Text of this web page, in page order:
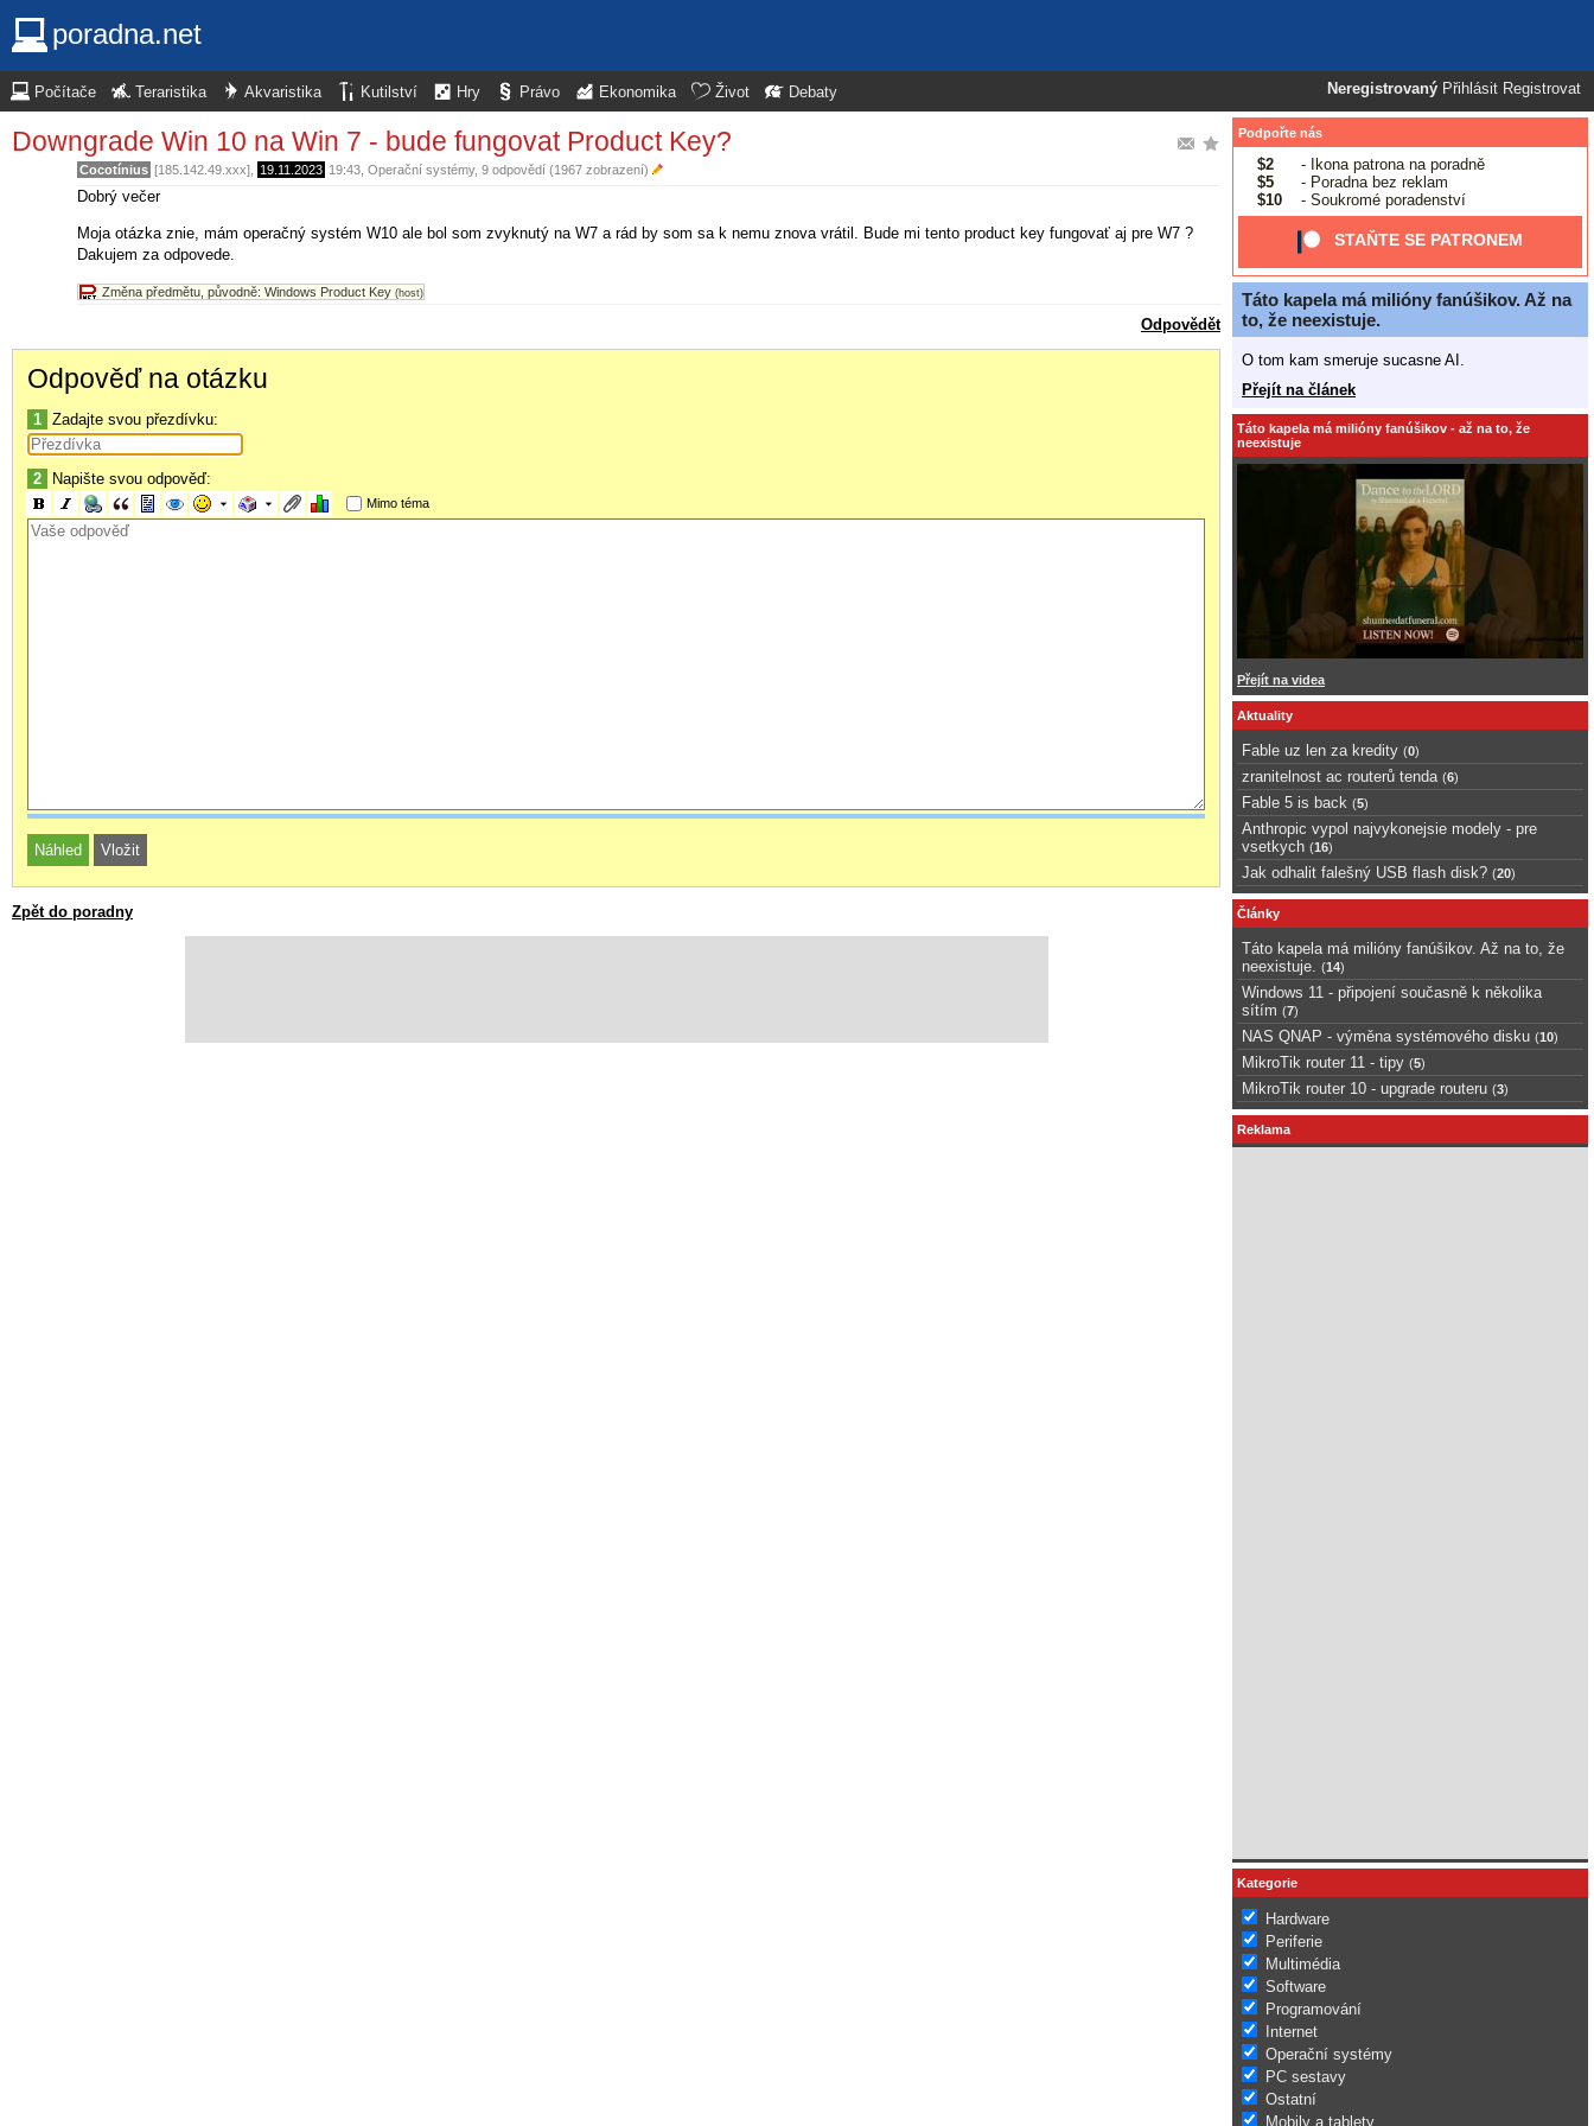
poradna.net
Neregistrovaný Přihlásit Registrovat
Počítače Teraristika Akvaristika Kutilství Hry Právo Ekonomika Život Debaty
Downgrade Win 10 na Win 7 - bude fungovat Product Key?
Cocotínius [185.142.49.xxx], 19.11.2023 19:43 Operační systémy, 9 odpovědí (1967 zobrazení)
Dobrý večer
Moja otázka znie, mám operačný systém W10 ale bol som zvyknutý na W7 a rád by som sa k nemu znova vrátil. Bude mi tento product key fungovať aj pre W7 ?
Dakujem za odpovede.
Změna předmětu, původně: Windows Product Key (host)
Odpovědět
Odpověď na otázku
1 Zadajte svou přezdívku:
2 Napište svou odpověď:
Mimo téma
Zpět do poradny
Podpořte nás
$2
- Ikona patrona na poradně
$5
- Poradna bez reklam
$10
- Soukromé poradenství
STAŇTE SE PATRONEM
Táto kapela má milióny fanúšikov. Až na
to, že neexistuje.
O tom kam smeruje sucasne AI.
Přejít na článek
Táto kapela má milióny fanúšikov - až na to, že
neexistuje
Přejít na videa
Aktuality
Fable uz len za kredity (0)
zranitelnost ac routerů tenda (6)
Fable 5 is back (5)
Anthropic vypol najvykonejsie modely - pre
vsetkych (16)
Jak odhalit falešný USB flash disk? (20)
Články
Táto kapela má milióny fanúšikov. Až na to, že
neexistuje.
(14)
Windows 11 - připojení současně k několika
sítím (7)
NAS QNAP - výměna systémového disku (10)
MikroTik router 11 - tipy (5)
MikroTik router 10 - upgrade routeru (3)
Reklama
Kategorie
Hardware
Periferie
Multimédia
Software
Programování
Internet
Operační systémy
PC sestavy
Ostatní
Mobily a tablety